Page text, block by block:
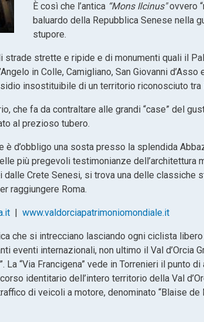
È così che l’antica “Mons Ilcinus"ovvero
baluardo della Repubblica Senese nella
stupore.
strette e ripide e di monumenti quali il
in Colle, Camigliano, San Giovanni
insostituibile di un territorio riconosciuto tra
che fa da contraltare alle grandi “case” del
al prezioso tubero.
d’obbligo una sosta presso la splendida
più pregevoli testimonianze dell’architettura
dalle Crete Senesi, si trova una delle
raggiungere Roma.
| www.valdorciapatrimoniomondiale.it
che si intrecciano lasciando ogni ciclista
eventi internazionali, non ultimo il Val d’Orcia
La “Via Francigena” vede in Torrenieri il punto
identitario dell’intero territorio della Val
di veicoli a motore, denominato “Blaise de